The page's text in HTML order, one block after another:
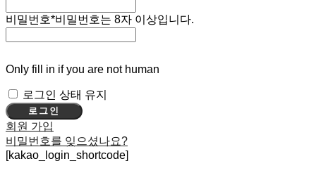
비밀번호*비밀번호는 8자 이상입니다.
Only fill in if you are not human
로그인 상태 유지
회원 가입
비밀번호를 잊으셨나요?
[kakao_login_shortcode]